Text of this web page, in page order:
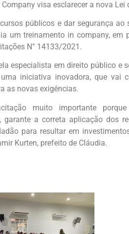
visa esclarecer a nova Lei
públicos e dar segurança
um treinamento in company, em
N° 14133/2021.
especialista em direito público e
iniciativa inovadora, que vai
as novas exigências.
muito importante
garante a correta aplicação dos
para resultar em
Kurten, prefeito de Cláudia.